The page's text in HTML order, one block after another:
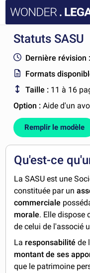
ACCUEIL
DOCUMENTS
FAQ
MON COMPTE
Statuts SASU
Dernière révision :
Formats
Taille : 11 à 16
Option :Aide d'un
Remplir le modèle
Qu'est-ce
La SASU est une
constituée par un
commerciale
morale. Elle dispose
de celui de l'associé
La responsabilité de
montant de ses
que le patrimoine